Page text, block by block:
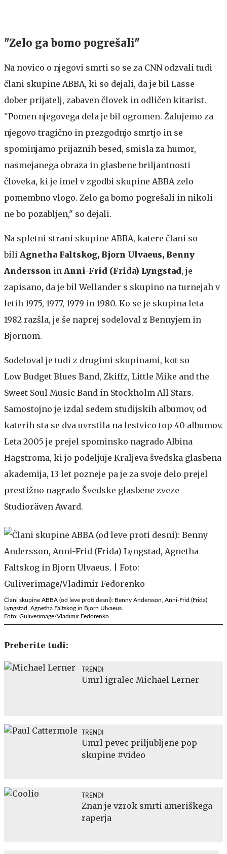
"Zelo ga bomo pogrešali"
Na novico o njegovi smrti so se za CNN odzvali tudi
člani skupine ABBA, ki so dejali, da je bil Lasse
dober prijatelj, zabaven človek in odličen kitarist.
"Pomen njegovega dela je bil ogromen. Žalujemo za
njegovo tragično in prezgodnjo smrtjo in se
spominjamo prijaznih besed, smisla za humor,
nasmejanega obraza in glasbene briljantnosti
človeka, ki je imel v zgodbi skupine ABBA zelo
pomembno vlogo. Zelo ga bomo pogrešali in nikoli
ne bo pozabljen," so dejali.
Na spletni strani skupine ABBA, katere člani so
bili Agnetha Faltskog, Bjorn Ulvaeus, Benny
Andersson in Anni-Frid (Frida) Lyngstad, je
zapisano, da je bil Wellander s skupino na turnejah v
letih 1975, 1977, 1979 in 1980. Ko se je skupina leta
1982 razšla, je še naprej sodeloval z Bennyjem in
Bjornom.
Sodeloval je tudi z drugimi skupinami, kot so
Low Budget Blues Band, Zkiffz, Little Mike and the
Sweet Soul Music Band in Stockholm All Stars.
Samostojno je izdal sedem studijskih albumov, od
katerih sta se dva uvrstila na lestvico top 40 albumov.
Leta 2005 je prejel spominsko nagrado Albina
Hagstroma, ki jo podeljuje Kraljeva švedska glasbena
akademija, 13 let pozneje pa je za svoje delo prejel
prestižno nagrado Švedske glasbene zveze
Studioräven Award.
Člani skupine ABBA (od leve proti desni): Benny Andersson, Anni-Frid (Frida)
Lyngstad, Agnetha Faltskog in Bjorn Ulvaeus.
Foto: Guliverimage/Vladimir Fedorenko
Preberite tudi:
TRENDI
Umrl igralec Michael Lerner
TRENDI
Umrl pevec priljubljene pop
skupine #video
TRENDI
Znan je vzrok smrti ameriškega
raperja